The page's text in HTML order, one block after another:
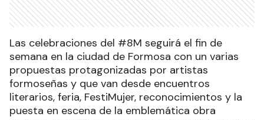
Las celebraciones del #8M seguirá el fin de
semana en la ciudad de Formosa con un varias
propuestas protagonizadas por artistas
formoseñas y que van desde encuentros
literarios, feria, FestiMujer, reconocimientos y la
puesta en escena de la emblemática obra